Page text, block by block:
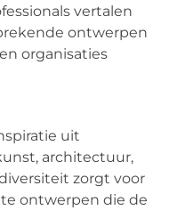
vertalen
ontwerpen
organisaties
uit
architectuur,
zorgt voor
ontwerpen die de